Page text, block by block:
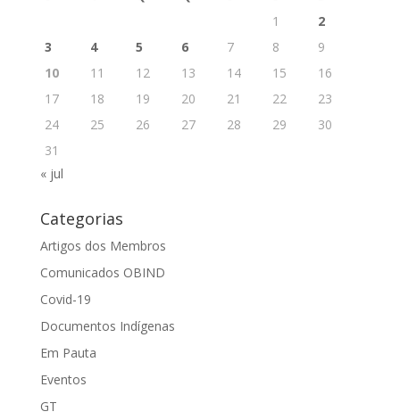
1
2
3
4 5 6 7 8
9
10
11 12 13 14 15
16
17
18 19 20 21 22
23
24
25 26 27 28 29
30
31
« jul
Categorias
Artigos dos Membros
Comunicados OBIND
Covid-19
Documentos Indígenas
Em Pauta
Eventos
GT